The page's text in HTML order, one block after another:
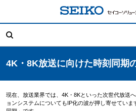
索:
4K・8K放送に向けた時刻同期
現在、放送業界では、4K・8Kといった次世代放送
ョンシステムについてもIP化の波が押し寄せてい